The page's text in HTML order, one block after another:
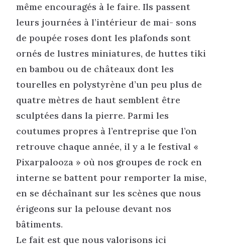
même encouragés à le faire. Ils passent
leurs journées à l’intérieur de mai- sons
de poupée roses dont les plafonds sont
ornés de lustres miniatures, de huttes tiki
en bambou ou de châteaux dont les
tourelles en polystyrène d’un peu plus de
quatre mètres de haut semblent être
sculptées dans la pierre. Parmi les
coutumes propres à l’entreprise que l’on
retrouve chaque année, il y a le festival «
Pixarpalooza » où nos groupes de rock en
interne se battent pour remporter la mise,
en se déchaînant sur les scènes que nous
érigeons sur la pelouse devant nos
bâtiments.
Le fait est que nous valorisons ici